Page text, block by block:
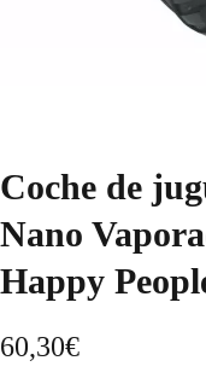
Coche de
Nano
Happy
60,30€